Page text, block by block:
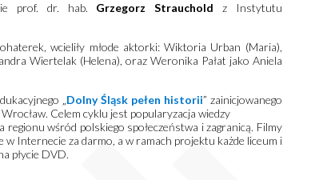
prof. dr. hab. Grzegorz Strauchold z Instytutu
wcieliły młode aktorki: Wiktoria Urban (Maria),
Wiertelak (Helena), oraz Weronika Pałat jako Aniela
„ Dolny Śląsk pełen historii” zainicjowanego
Celem cyklu jest popularyzacja wiedzy
wśród polskiego społeczeństwa i zagranicą. Filmy
Internecie za darmo, a w ramach projektu każde liceum i
płycie DVD.